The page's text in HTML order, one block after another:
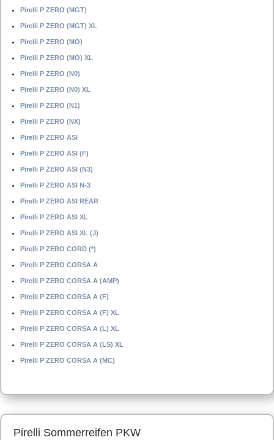
Pirelli P ZERO (MGT)
Pirelli P ZERO (MGT) XL
Pirelli P ZERO (MO)
Pirelli P ZERO (MO) XL
Pirelli P ZERO (N0)
Pirelli P ZERO (N0) XL
Pirelli P ZERO (N1)
Pirelli P ZERO (NX)
Pirelli P ZERO ASI
Pirelli P ZERO ASI (F)
Pirelli P ZERO ASI (N3)
Pirelli P ZERO ASI N-3
Pirelli P ZERO ASI REAR
Pirelli P ZERO ASI XL
Pirelli P ZERO ASI XL (J)
Pirelli P ZERO CORD (*)
Pirelli P ZERO CORSA A
Pirelli P ZERO CORSA A (AMP)
Pirelli P ZERO CORSA A (F)
Pirelli P ZERO CORSA A (F) XL
Pirelli P ZERO CORSA A (L) XL
Pirelli P ZERO CORSA A (LS) XL
Pirelli P ZERO CORSA A (MC)
Pirelli Sommerreifen PKW